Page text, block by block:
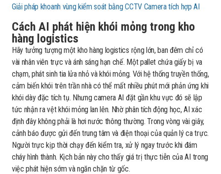
Giải pháp khoanh vùng kiểm soát bằng CCTV Camera tích hợp AI
Cách AI phát hiện khói mỏng trong kho
hàng logistics
Hãy tưởng tượng một kho hàng logistics rộng lớn, ban đêm chỉ có
vài nhân viên trực và ánh sáng hạn chế. Một pallet chứa giấy bị va
chạm, phát sinh tia lửa nhỏ và khói mỏng. Với hệ thống truyền thống,
cảm biến khói trên trần nhà có thể mất nhiều phút mới phản ứng khi
khói dày đặc tích tụ. Nhưng camera AI đặt gần khu vực đó sẽ lập
tức nhận ra vệt khói mỏng lan lên. Nhờ phân tích động học, AI xác
định đây không phải là hơi nước thông thường. Trong vòng vài giây,
cảnh báo được gửi đến trung tâm và điện thoại của quản lý ca trực.
Người trực kịp thời chạy đến kiểm tra, xử lý ngay trước khi đám
cháy hình thành. Kịch bản này cho thấy giá trị thực tiễn của AI trong
việc phát hiện sớm và ngăn chặn từ gốc.